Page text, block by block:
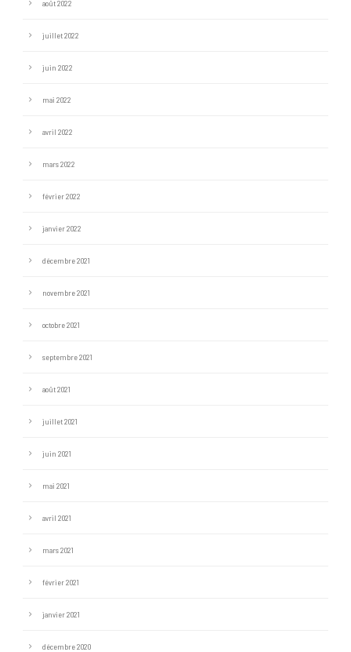
août 2022
juillet 2022
juin 2022
mai 2022
avril 2022
mars 2022
février 2022
janvier 2022
décembre 2021
novembre 2021
octobre 2021
septembre 2021
août 2021
juillet 2021
juin 2021
mai 2021
avril 2021
mars 2021
février 2021
janvier 2021
décembre 2020